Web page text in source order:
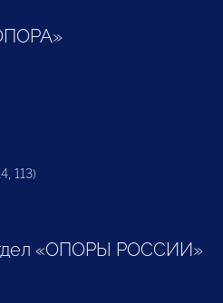
113)
«ОПОРЫ РОССИИ»